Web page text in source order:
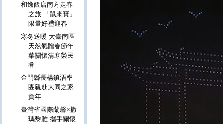
和逸飯店南方走春
之旅 「鼠來寶」
限量好禮迎春
寒冬送暖 大臺南區
天然氣贈春節年
菜關懷清寒榮民
眷
金門縣長楊鎮浯率
團親赴大同之家
賀年
臺灣省國際蘭馨×撒
瑪黎雅 攜手關懷